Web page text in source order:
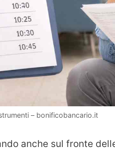
– bonificobancario.it
anche sul fronte